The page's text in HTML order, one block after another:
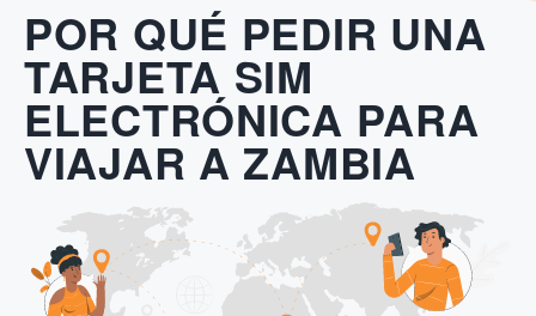
POR QUÉ PEDIR UNA
TARJETA SIM
ELECTRÓNICA PARA
VIAJAR A ZAMBIA